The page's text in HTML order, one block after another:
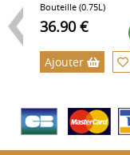
Bouteille (0.75L)
36.90 €
Ajouter